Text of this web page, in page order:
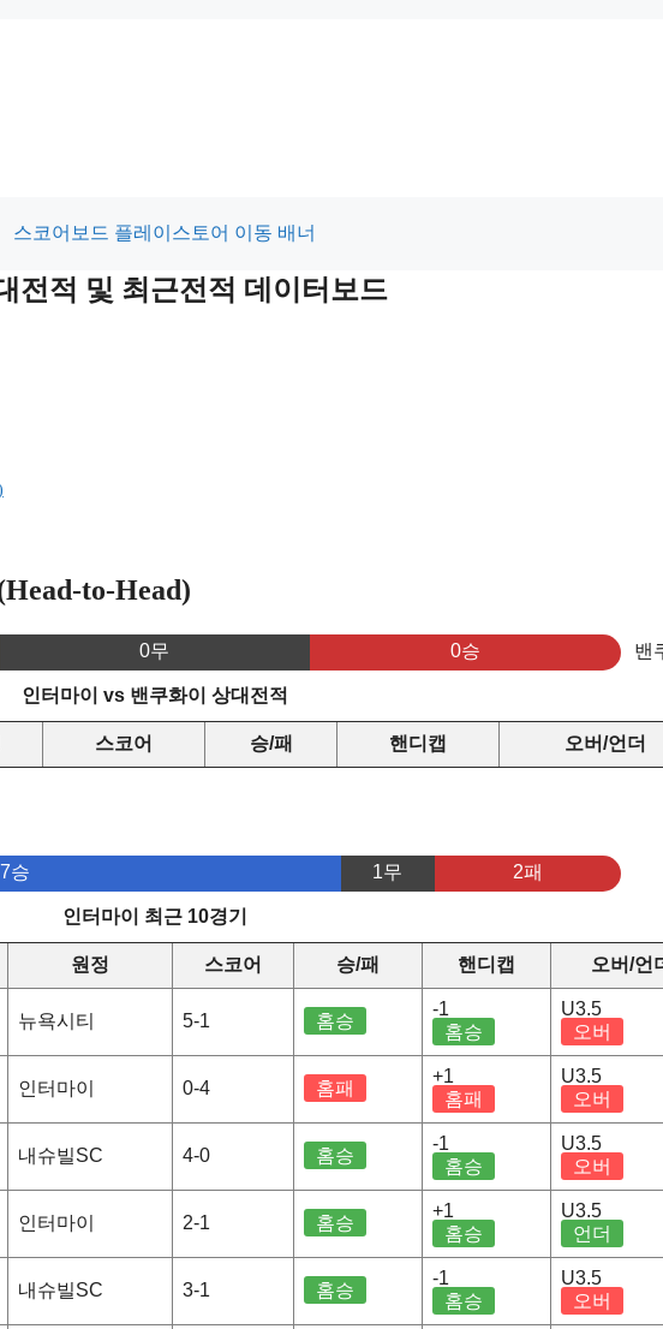
전적 및 최근전적 데이터보드
to-Head)
0무 0승 밴
인터마이 vs 밴쿠화이 상대전적
스코어 승/패 핸디캡 오버/언더
7승 1무 2패
인터마이 최근 10경기
원정 스코어 승/패 핸디캡 오버/언
뉴욕시티 5-1 홈승
-1
홈승
U3.5
오버
인터마이 0-4 홈패
+1
홈패
U3.5
오버
내슈빌SC 4-0 홈승
-1
홈승
U3.5
오버
인터마이 2-1 홈승
+1
홈승
U3.5
언더
내슈빌SC 3-1 홈승
-1
홈승
U3.5
오버